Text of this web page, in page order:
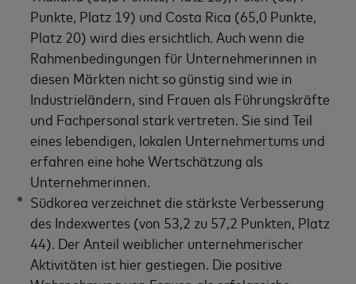
Punkte, Platz 19) und Costa Rica (65,0 Punkte,
Platz 20) wird dies ersichtlich. Auch wenn die
Rahmenbedingungen für Unternehmerinnen in
diesen Märkten nicht so günstig sind wie in
Industrieländern, sind Frauen als Führungskräfte
und Fachpersonal stark vertreten. Sie sind Teil
eines lebendigen, lokalen Unternehmertums und
erfahren eine hohe Wertschätzung als
Unternehmerinnen.
Südkorea verzeichnet die stärkste Verbesserung
des Indexwertes (von 53,2 zu 57,2 Punkten, Platz
44). Der Anteil weiblicher unternehmerischer
Aktivitäten ist hier gestiegen. Die positive